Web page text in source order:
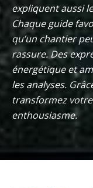
expliquent aussi
Chaque guide
qu’un chantier
rassure. Des
énergétique et
les analyses.
transformez
enthousiasme.